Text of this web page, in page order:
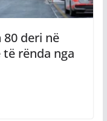
deri në
rënda nga